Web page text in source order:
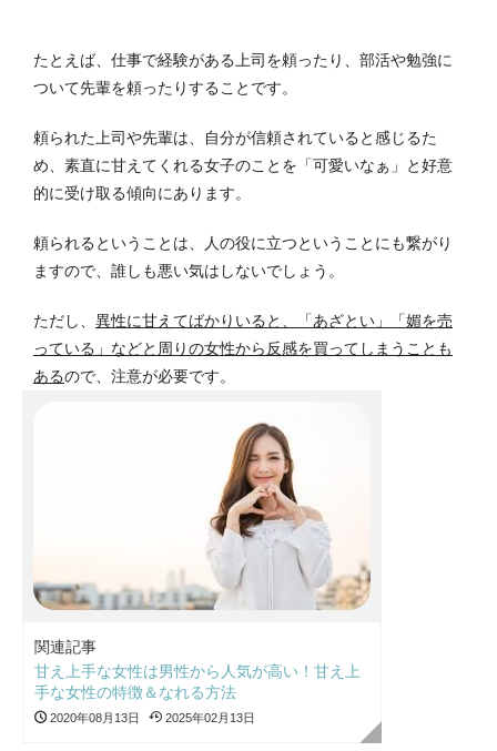
たとえば、仕事で経験がある上司を頼ったり、部活や勉強に
ついて先輩を頼ったりすることです。
頼られた上司や先輩は、自分が信頼されていると感じるた
め、素直に甘えてくれる女子のことを「可愛いなぁ」と好意
的に受け取る傾向にあります。
頼られるということは、人の役に立つということにも繋がり
ますので、誰しも悪い気はしないでしょう。
ただし、 異性に甘えてばかりいると、「あざとい」「媚を売
っている」などと周りの女性から反感を買ってしまうことも
あるので、注意が必要です。
関連記事
甘え上手な女性は男性から人気が高い！甘え上
手な女性の特徴＆なれる方法
2020年08月13日 2025年02月13日